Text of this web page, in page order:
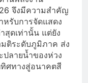
จึงมีความสำคัญ
หรับการจัดแสดง
ดเท่านั้น แต่ยัง
ติระดับภูมิภาค ส่ง
ปลายน้ำของห่วง
ศทางสู่อนาคตสี